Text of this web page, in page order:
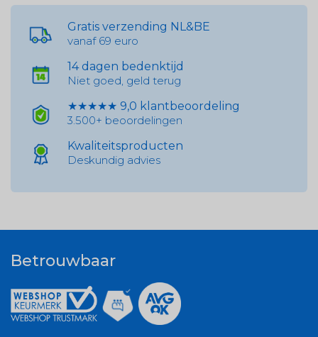
Gratis verzending NL&BE
vanaf 69 euro
14 dagen bedenktijd
Niet goed, geld terug
★★★★★ 9,0 klantbeoordeling
3.500+ beoordelingen
Kwaliteitsproducten
Deskundig advies
Betrouwbaar